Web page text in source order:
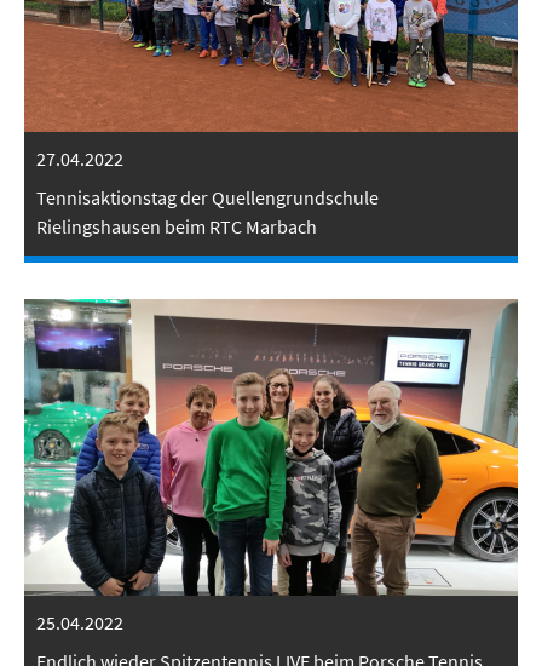
27.04.2022
Tennisaktionstag der Quellengrundschule
Rielingshausen beim RTC Marbach
25.04.2022
Endlich wieder Spitzentennis LIVE beim Porsche Tennis